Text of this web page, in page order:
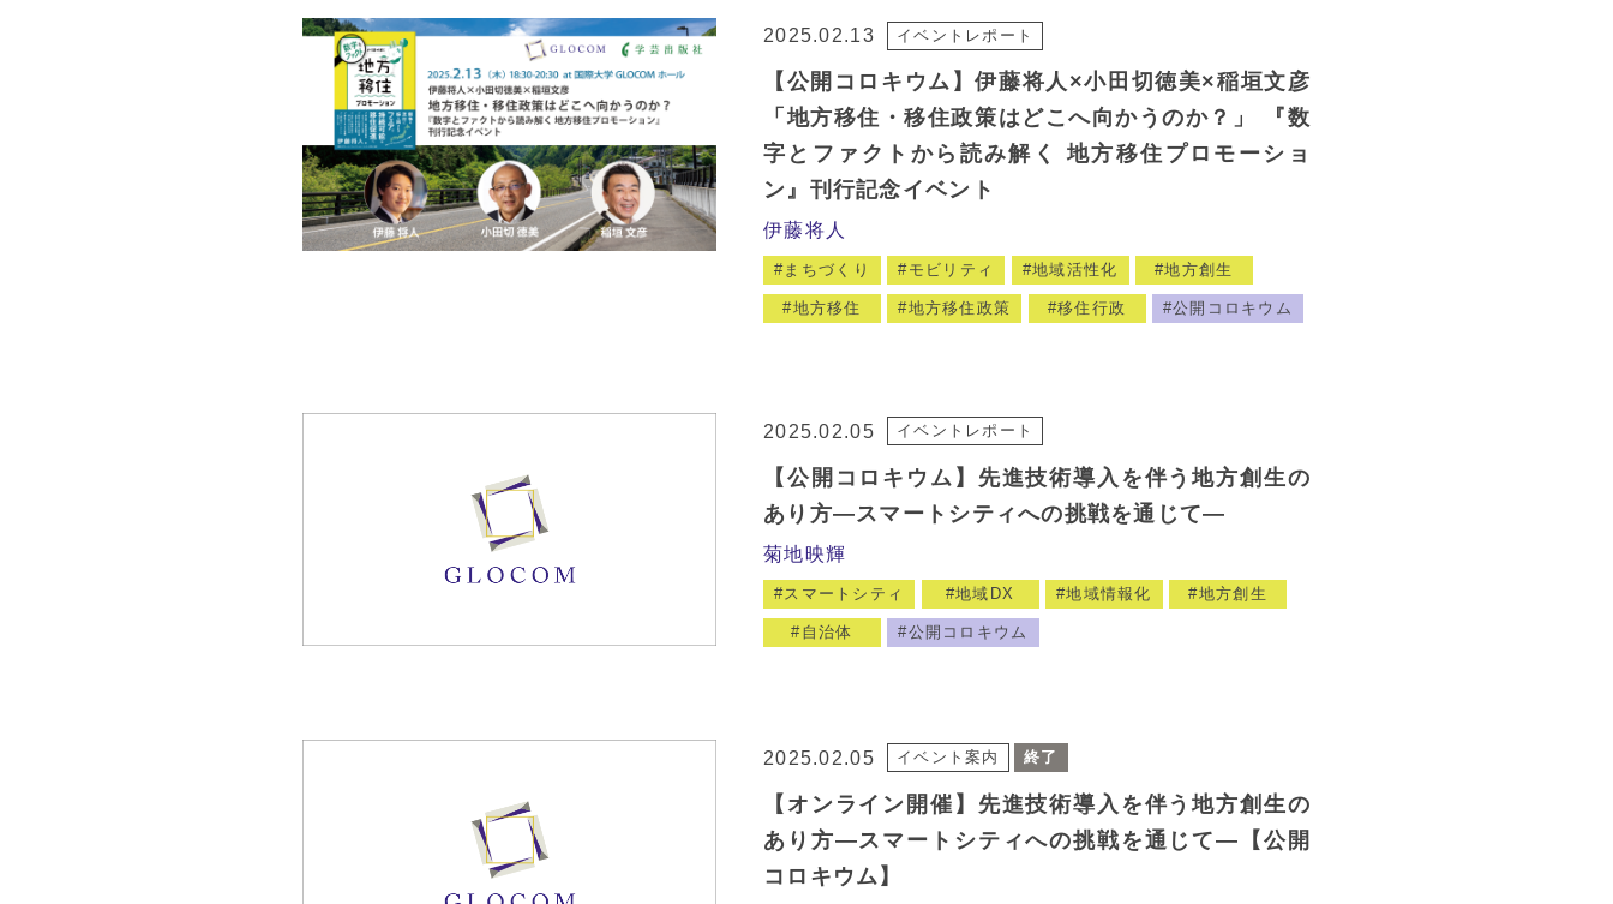
2025.02.13 イベントレポート
【公開コロキウム】伊藤将人×小田切徳美×稲垣文彦
「地方移住・移住政策はどこへ向かうのか？」 『数
字とファクトから読み解く 地方移住プロモーショ
ン』刊行記念イベント
伊藤将人
まちづくり モビリティ 地域活性化 地方創生
地方移住 地方移住政策 移住行政 公開コロキウム
2025.02.05 イベントレポート
【公開コロキウム】先進技術導入を伴う地方創生の
あり方―スマートシティへの挑戦を通じて―
菊地映輝
スマートシティ 地域DX 地域情報化 地方創生
自治体 公開コロキウム
2025.02.05 イベント案内 終了
【オンライン開催】先進技術導入を伴う地方創生の
あり方―スマートシティへの挑戦を通じて―【公開
コロキウム】